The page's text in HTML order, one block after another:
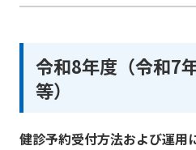
令和8年度（令和7
等）
健診予約受付方法および運用